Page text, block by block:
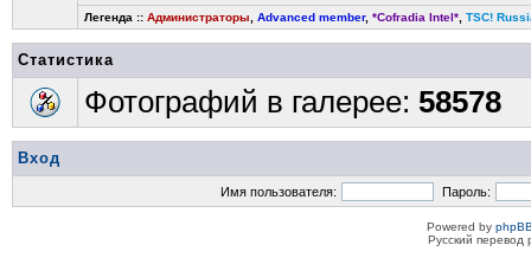
Легенда :: Администраторы Advanced member, *Cofradia Intel* TSC!
Статистика
Фотографий в галерее: 58578
Вход
Имя пользователя: Пароль:
Powered by
Русский